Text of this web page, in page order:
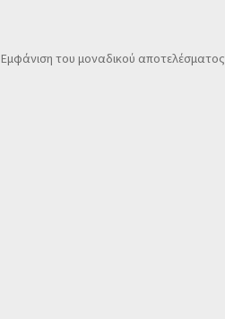
Εμφάνιση του μοναδικού αποτελέσματος